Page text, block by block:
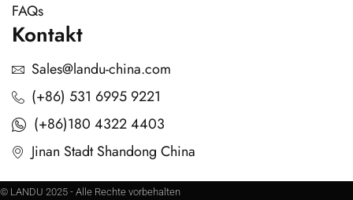
FAQs
Kontakt
Sales@landu-china.com
(+86) 531 6995 9221
(+86)180 4322 4403
Jinan Stadt Shandong China
© LANDU 2025 - Alle Rechte vorbehalten